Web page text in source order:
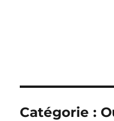
Photo Vidéo
Catégorie :